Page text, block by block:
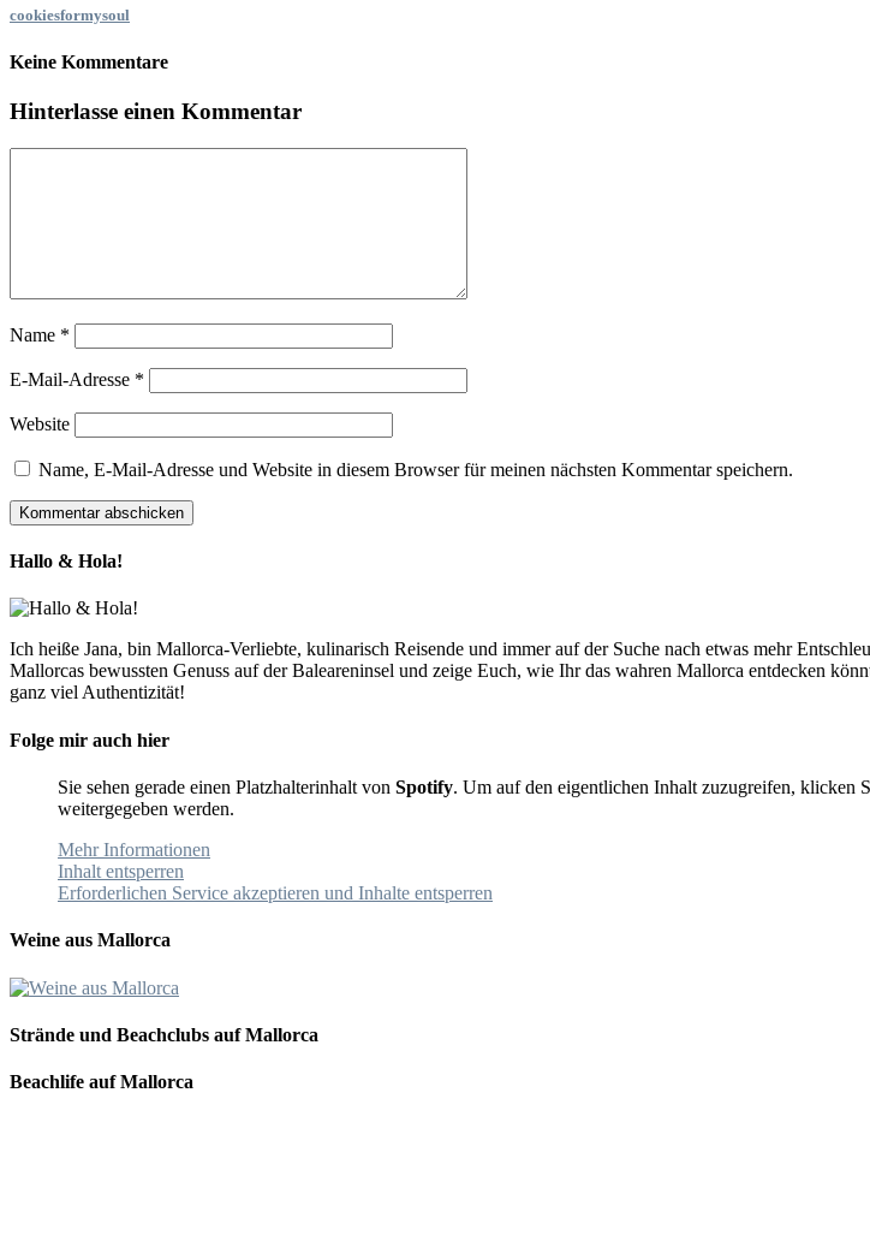
cookiesformysoul
Keine Kommentare
Hinterlasse einen Kommentar
Name *
E-Mail-Adresse *
Website
Name, E-Mail-Adresse und Website in diesem Browser für meinen nächsten Kommentar speichern.
Hallo & Hola!
Ich heiße Jana, bin Mallorca-Verliebte, kulinarisch Reisende und immer auf der Suche nach etwas mehr
Mallorcas bewussten Genuss auf der Baleareninsel und zeige Euch, wie Ihr das wahren Mallorca entdecken
ganz viel Authentizität!
Folge mir auch hier
Sie sehen gerade einen Platzhalterinhalt von Spotify. Um auf den eigentlichen Inhalt zuzugreifen, klicken
weitergegeben werden.
Mehr Informationen
Inhalt entsperren
Erforderlichen Service akzeptieren und Inhalte entsperren
Weine aus Mallorca
Strände und Beachclubs auf Mallorca
Beachlife auf Mallorca